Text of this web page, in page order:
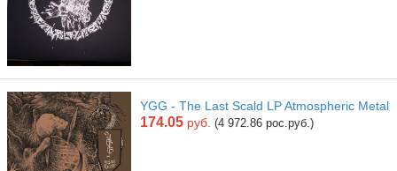
YGG - The Last Scald LP Atmospheric Metal
174.05 руб. (4 972.86 рос.руб.)